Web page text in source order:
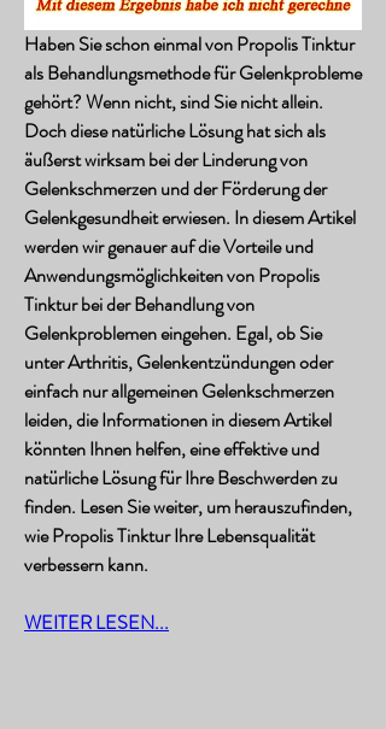
Haben Sie schon einmal von Propolis Tinktur
als Behandlungsmethode für Gelenkprobleme
gehört? Wenn nicht, sind Sie nicht allein.
Doch diese natürliche Lösung hat sich als
äußerst wirksam bei der Linderung von
Gelenkschmerzen und der Förderung der
Gelenkgesundheit erwiesen. In diesem Artikel
werden wir genauer auf die Vorteile und
Anwendungsmöglichkeiten von Propolis
Tinktur bei der Behandlung von
Gelenkproblemen eingehen. Egal, ob Sie
unter Arthritis, Gelenkentzündungen oder
einfach nur allgemeinen Gelenkschmerzen
leiden, die Informationen in diesem Artikel
könnten Ihnen helfen, eine effektive und
natürliche Lösung für Ihre Beschwerden zu
finden. Lesen Sie weiter, um herauszufinden,
wie Propolis Tinktur Ihre Lebensqualität
verbessern kann.
WEITER LESEN...